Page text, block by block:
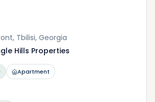
Tbilisi, Georgia
Hills Properties
Apartment